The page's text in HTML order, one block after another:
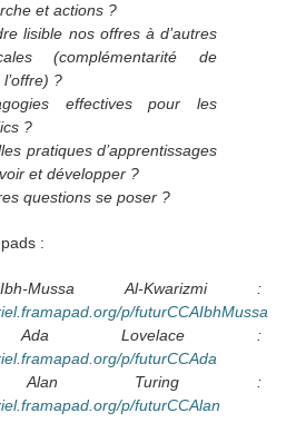
et actions ?
lisible nos offres à d’autres
(complémentarité de
?
effectives pour les
?
pratiques d’apprentissages
et développer ?
questions se poser ?
:
Mussa Al-Kwarizmi :
p/futurCCAIbhMussa
Ada Lovelace :
p/futurCCAda
Alan Turing :
p/futurCCAlan